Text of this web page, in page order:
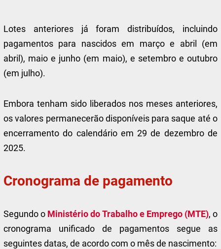
Lotes anteriores já foram distribuídos, incluindo
pagamentos para nascidos em março e abril (em
abril), maio e junho (em maio), e setembro e outubro
(em julho).
Embora tenham sido liberados nos meses anteriores,
os valores permanecerão disponíveis para saque até o
encerramento do calendário em 29 de dezembro de
2025.
Cronograma de pagamento
Segundo o Ministério do Trabalho e Emprego (MTE), o
cronograma unificado de pagamentos segue as
seguintes datas, de acordo com o mês de nascimento: